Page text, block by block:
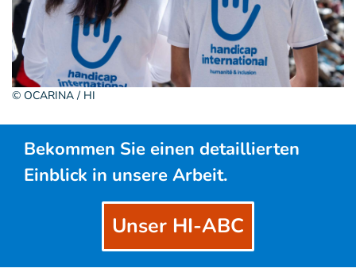
© OCARINA / HI
Bekommen Sie einen detaillierten
Einblick in unsere Arbeit.
Unser HI-ABC